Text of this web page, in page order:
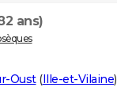
ans)
Oust(Ille-et-Vilaine)